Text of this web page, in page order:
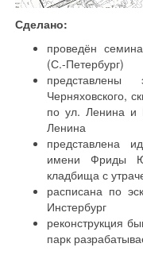
Сделано:
проведён
(С.-Петербург)
представлены
Черняховского,
по ул. Ленина и
Ленина
представлена
имени Фриды
кладбища с
расписана по
Инстербург
реконструкция
парк